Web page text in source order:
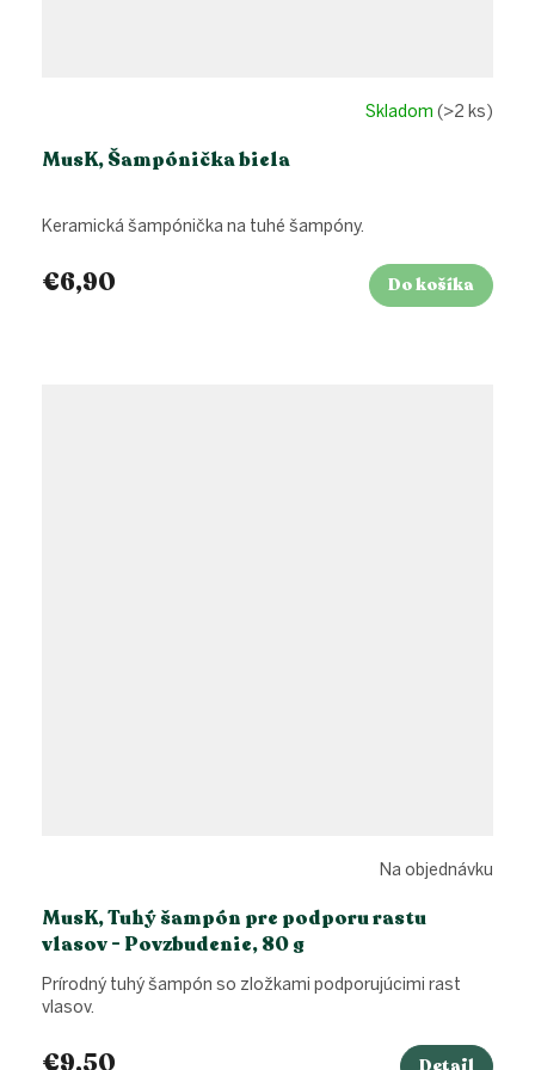
MusK, Šampónička biela
Skladom (>2 ks)
€6,90 Do košíka
Keramická šampónička na tuhé šampóny.
MusK, Tuhý šampón pre podporu rastu
vlasov - Povzbudenie, 80 g
Na objednávku
€9,50 Detail
Prírodný tuhý šampón so zložkami podporujúcimi rast
vlasov.